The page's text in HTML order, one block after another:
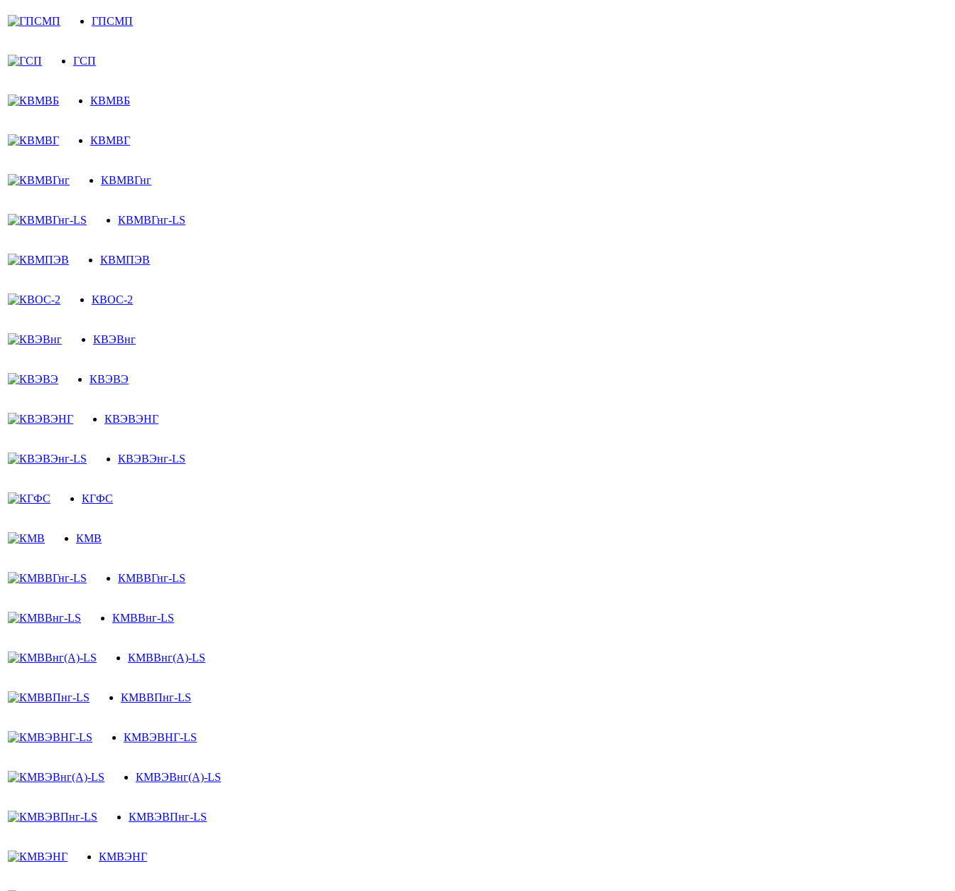
ГПСМП
ГСП
КВМВБ
КВМВГ
КВМВГнг
КВМВГнг-LS
КВМПЭВ
КВОС-2
КВЭВнг
КВЭВЭ
КВЭВЭНГ
КВЭВЭнг-LS
КГФС
КМВ
КМВВГнг-LS
КМВВнг-LS
КМВВнг(А)-LS
КМВВПнг-LS
КМВЭВНГ-LS
КМВЭВнг(А)-LS
КМВЭВПнг-LS
КМВЭНГ